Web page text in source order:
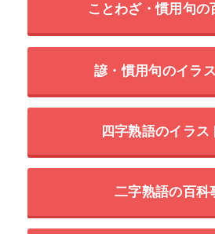
ことわざ・慣用句の
諺・慣用句のイラ
四字熟語のイラス
二字熟語の百科